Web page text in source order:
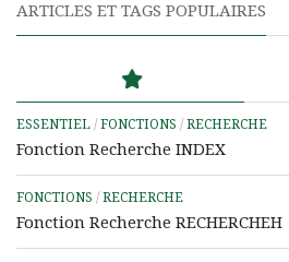
ARTICLES ET TAGS POPULAIRES
ESSENTIEL / FONCTIONS / RECHERCHE
Fonction Recherche INDEX
FONCTIONS / RECHERCHE
Fonction Recherche RECHERCHEH